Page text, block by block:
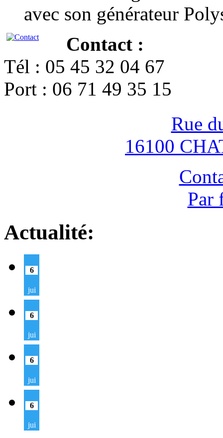
avec son générateur
Contact :
Tél : 05 45 32 04 67
Port : 06 71 49 35 15
Rue
16100
Par
Actualité:
6
jui
6
jui
6
jui
6
jui